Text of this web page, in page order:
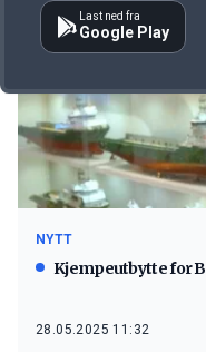
NYTT
Kjempeutbytte for
28.05.2025 11:32
Last ned fra
Google Play